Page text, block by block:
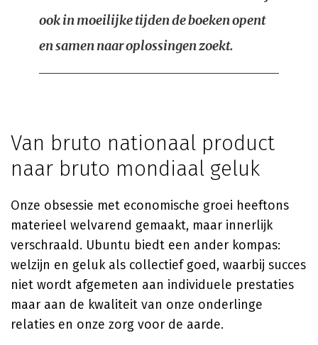
ook in moeilijke tijden de boeken opent
en samen naar oplossingen zoekt.
Van bruto nationaal product
naar bruto mondiaal geluk
Onze obsessie met economische groei heeftons
materieel welvarend gemaakt, maar innerlijk
verschraald. Ubuntu biedt een ander kompas:
welzijn en geluk als collectief goed, waarbij succes
niet wordt afgemeten aan individuele prestaties
maar aan de kwaliteit van onze onderlinge
relaties en onze zorg voor de aarde.